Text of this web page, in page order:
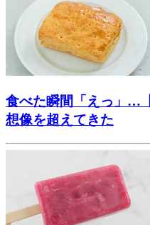
食べた瞬間「えっ」…
想像を超えてきた